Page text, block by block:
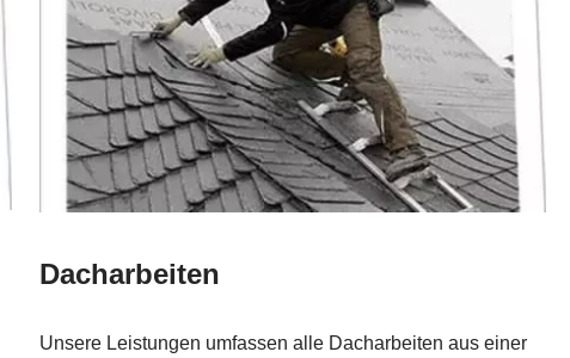
Dacharbeiten
Unsere Leistungen umfassen alle Dacharbeiten aus einer